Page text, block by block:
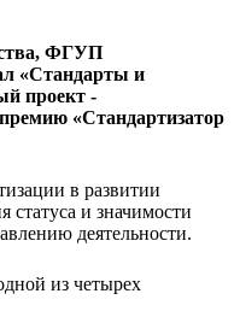
ФГУП
и
проект -
«Стандартизатор
в развитии
и значимости
деятельности.
из четырех